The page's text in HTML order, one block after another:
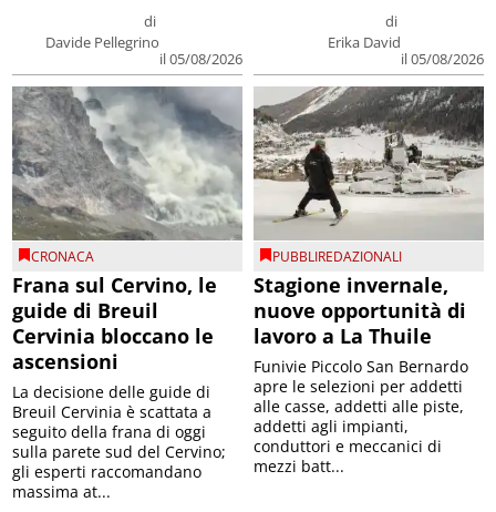
di
Davide Pellegrino
il 05/08/2026
di
Erika David
il 05/08/2026
CRONACA
Frana sul Cervino, le
guide di Breuil
Cervinia bloccano le
ascensioni
La decisione delle guide di
Breuil Cervinia è scattata a
seguito della frana di oggi
sulla parete sud del Cervino;
gli esperti raccomandano
massima at...
PUBBLIREDAZIONALI
Stagione invernale,
nuove opportunità di
lavoro a La Thuile
Funivie Piccolo San Bernardo
apre le selezioni per addetti
alle casse, addetti alle piste,
addetti agli impianti,
conduttori e meccanici di
mezzi batt...